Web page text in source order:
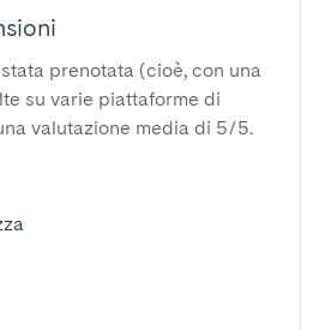
prenotata (cioè, con una
su varie piattaforme di
valutazione media di 5/5.